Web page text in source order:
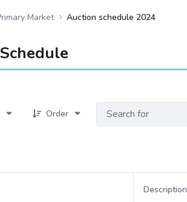
Market Auction schedule 2024
Order
Description